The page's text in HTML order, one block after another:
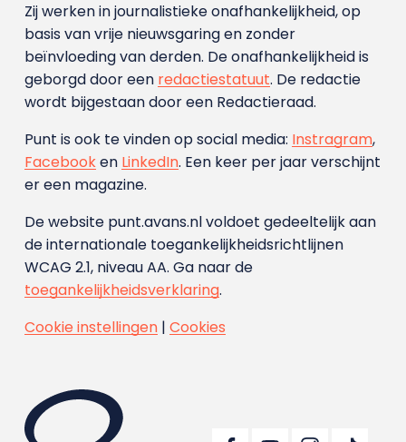
Zij werken in journalistieke onafhankelijkheid, op
basis van vrije nieuwsgaring en zonder
beïnvloeding van derden. De onafhankelijkheid is
geborgd door een redactiestatuut. De redactie
wordt bijgestaan door een Redactieraad.
Punt is ook te vinden op social media: Instragram,
Facebooken LinkedIn. Een keer per jaar verschijnt
er een magazine.
De website punt.avans.nl voldoet gedeeltelijk aan
de internationale toegankelijkheidsrichtlijnen
WCAG 2.1, niveau AA. Ga naar de
toegankelijkheidsverklaring.
Cookie instellingen| Cookies